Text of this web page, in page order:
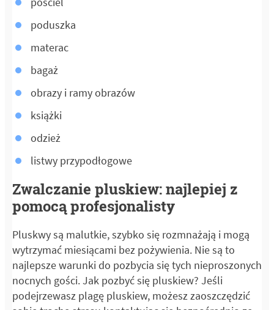
poduszka
materac
bagaż
obrazy i ramy obrazów
książki
odzież
listwy przypodłogowe
Zwalczanie pluskiew: najlepiej z
pomocą profesjonalisty
Pluskwy są malutkie, szybko się rozmnażają i mogą
wytrzymać miesiącami bez pożywienia. Nie są to
najlepsze warunki do pozbycia się tych nieproszonych
nocnych gości. Jak pozbyć się pluskiew? Jeśli
podejrzewasz plagę pluskiew, możesz zaoszczędzić